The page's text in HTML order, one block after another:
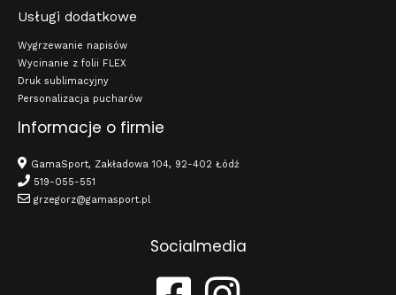
Usługi dodatkowe
Wygrzewanie napisów
Wycinanie z folii FLEX
Druk sublimacyjny
Personalizacja pucharów
Informacje o firmie
GamaSport, Zakładowa 104, 92-402 Łódź
519-055-551
grzegorz@gamasport.pl
Socialmedia